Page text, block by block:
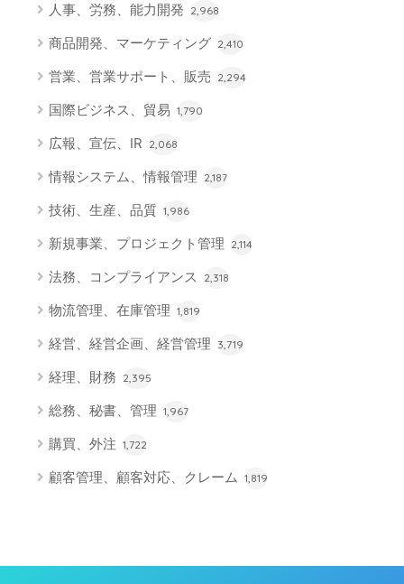
人事、労務、能力開発 2,968
商品開発、マーケティング 2,410
営業、営業サポート、販売 2,294
国際ビジネス、貿易 1,790
広報、宣伝、IR 2,068
情報システム、情報管理 2,187
技術、生産、品質 1,986
新規事業、プロジェクト管理 2,114
法務、コンプライアンス 2,318
物流管理、在庫管理 1,819
経営、経営企画、経営管理 3,719
経理、財務 2,395
総務、秘書、管理 1,967
購買、外注 1,722
顧客管理、顧客対応、クレーム 1,819